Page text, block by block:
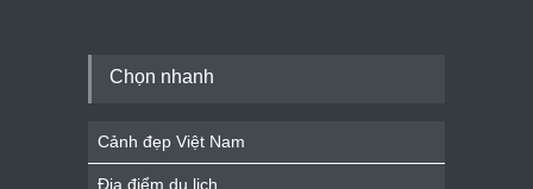
Chọn nhanh
Cảnh đẹp Việt Nam
Địa điểm du lịch